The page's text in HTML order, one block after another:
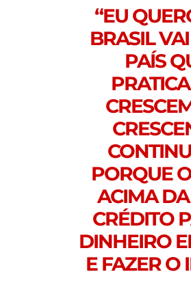
“EU
BRASIL
PAÍS
PORQUE
ACIMA
CRÉDITO
DINHEIRO
E FAZER O